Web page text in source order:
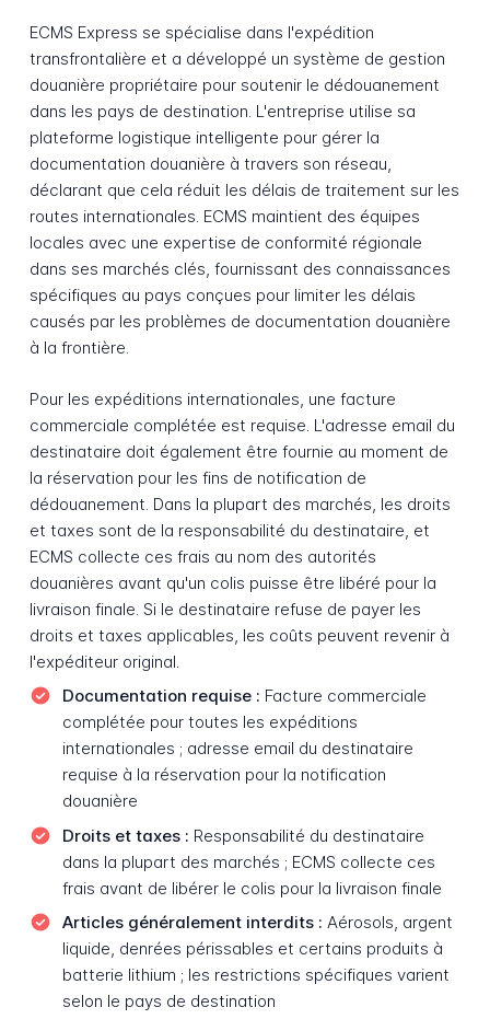
ECMS Express se spécialise dans l'expédition
transfrontalière et a développé un système de gestion
douanière propriétaire pour soutenir le dédouanement
dans les pays de destination. L'entreprise utilise sa
plateforme logistique intelligente pour gérer la
documentation douanière à travers son réseau,
déclarant que cela réduit les délais de traitement sur les
routes internationales. ECMS maintient des équipes
locales avec une expertise de conformité régionale
dans ses marchés clés, fournissant des connaissances
spécifiques au pays conçues pour limiter les délais
causés par les problèmes de documentation douanière
à la frontière.
Pour les expéditions internationales, une facture
commerciale complétée est requise. L'adresse email du
destinataire doit également être fournie au moment de
la réservation pour les fins de notification de
dédouanement. Dans la plupart des marchés, les droits
et taxes sont de la responsabilité du destinataire, et
ECMS collecte ces frais au nom des autorités
douanières avant qu'un colis puisse être libéré pour la
livraison finale. Si le destinataire refuse de payer les
droits et taxes applicables, les coûts peuvent revenir à
l'expéditeur original.
Documentation requise : Facture commerciale
complétée pour toutes les expéditions
internationales ; adresse email du destinataire
requise à la réservation pour la notification
douanière
Droits et taxes : Responsabilité du destinataire
dans la plupart des marchés ; ECMS collecte ces
frais avant de libérer le colis pour la livraison finale
Articles généralement interdits : Aérosols, argent
liquide, denrées périssables et certains produits à
batterie lithium ; les restrictions spécifiques varient
selon le pays de destination